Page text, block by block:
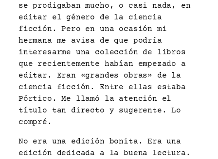
se prodigaban mucho, o casi nada, en
editar el género de la ciencia
ficción. Pero en una ocasión mi
hermana me avisa de que podría
interesarme una colección de libros
que recientemente habían empezado a
editar. Eran «grandes obras» de la
ciencia ficción. Entre ellas estaba
Pórtico. Me llamó la atención el
título tan directo y sugerente. Lo
compré.
No era una edición bonita. Era una
edición dedicada a la buena lectura.